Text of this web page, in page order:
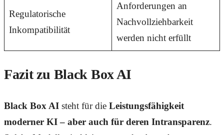
Regulatorische
Inkompatibilität
Anforderungen an
Nachvollziehbarkeit
werden nicht erfüllt
Fazit zu Black Box AI
Black Box AI steht für die Leistungsfähigkeit
moderner KI – aber auch für deren Intransparenz.